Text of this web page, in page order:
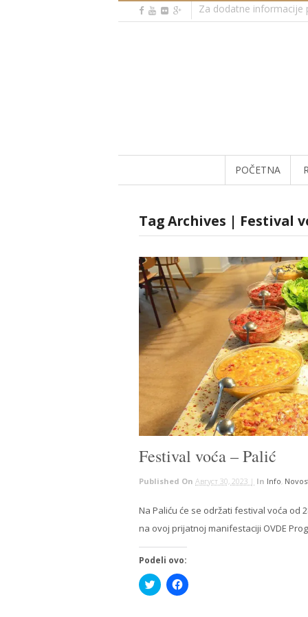
Za dodatne informacije
POČETNA
Tag Archives | Festival
Festival voća – Palić
Published On Август 30, 2023 | In Info
Na Paliću će se održati festival voća od
na ovoj prijatnoj manifestaciji OVDE
Podeli ovo:
Click
to
Click
to